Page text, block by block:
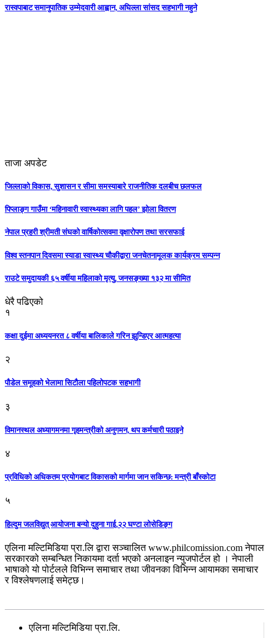
रास्वपाबाट समानुपातिक उम्मेदवारी आह्वान, अघिल्ला सांसद सहभागी नहुने
ताजा अपडेट
जिल्लाको विकास, सुशासन र सीमा समस्याबारे राजनीतिक दलबीच छलफल
पिप्लाङ्ग गाउँमा ‘महिनावारी स्वास्थ्यका लागि पहल’ झोला वितरण
नेपाल प्रहरी श्रीमती संघको वार्षिकोत्सवमा वृक्षारोपण तथा सरसफाई
विश्व स्तनपान दिवसमा स्याडा स्वास्थ्य चौकीद्वारा जनचेतनामूलक कार्यक्रम सम्पन्न
राउटे समुदायकी ६५ वर्षीया महिलाको मृत्यु, जनसङ्ख्या १३२ मा सीमित
धेरै पढिएको
१
कक्षा दुईमा अध्ययनरत ८ वर्षीया बालिकाले गरिन झुन्डिएर आत्महत्या
२
पौडेल समूहको भेलामा सिटौला पहिलोपटक सहभागी
३
विमानस्थल अध्यागमनमा गृहमन्त्रीको अनुगमन, थप कर्मचारी पठाइने
४
प्रविधिको अधिकतम प्रयोगबाट विकासको मार्गमा जान सकिन्छ: मन्त्री बाँस्कोटा
५
हिल्दुम जलविद्युत् आयोजना बन्यो दुहुना गाई,२२ घण्टा लोसेडिङ्ग
एलिना मल्टिमिडिया प्रा.लि द्वारा सञ्चालित www.philcomission.com नेपाल
सरकारको सम्बन्धित निकायमा दर्ता भएको अनलाइन न्युजपोर्टल हो । नेपाली
भाषाको यो पोर्टलले विभिन्न समाचार तथा जीवनका विभिन्न आयामका समाचार
र विश्लेषणलाई समेट्छ।
एलिना मल्टिमिडिया प्रा.लि.